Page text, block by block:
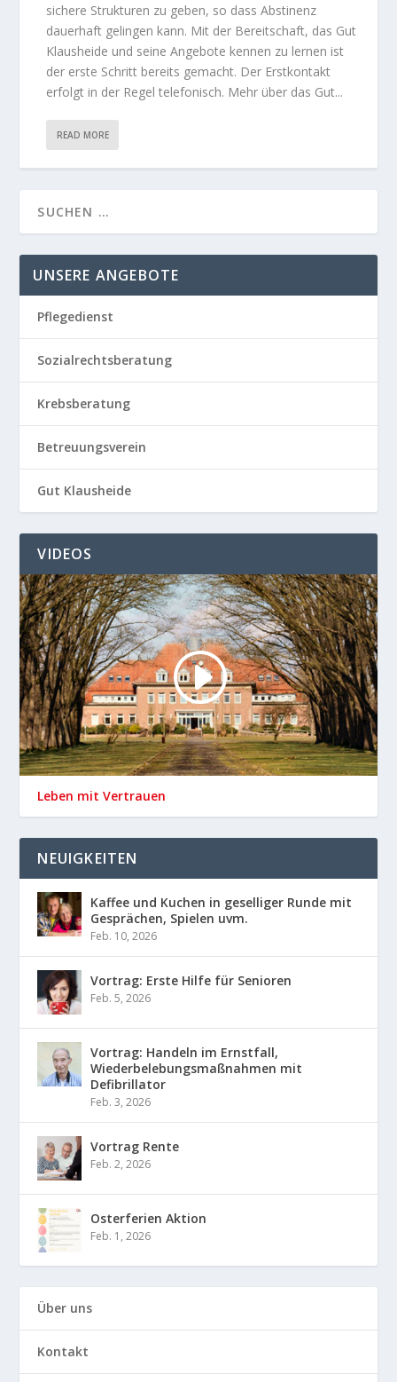
sichere Strukturen zu geben, so dass Abstinenz
dauerhaft gelingen kann. Mit der Bereitschaft, das Gut
Klausheide und seine Angebote kennen zu lernen ist
der erste Schritt bereits gemacht. Der Erstkontakt
erfolgt in der Regel telefonisch. Mehr über das Gut...
READ MORE
UNSERE ANGEBOTE
Pflegedienst
Sozialrechtsberatung
Krebsberatung
Betreuungsverein
Gut Klausheide
VIDEOS
Leben mit Vertrauen
NEUIGKEITEN
Kaffee und Kuchen in geselliger Runde mit
Gesprächen, Spielen uvm.
Feb. 10, 2026
Vortrag: Erste Hilfe für Senioren
Feb. 5, 2026
Vortrag: Handeln im Ernstfall,
Wiederbelebungsmaßnahmen mit
Defibrillator
Feb. 3, 2026
Vortrag Rente
Feb. 2, 2026
Osterferien Aktion
Feb. 1, 2026
Über uns
Kontakt